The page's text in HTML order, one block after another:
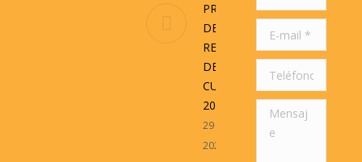
PROCESO
DE
RENDICION
DE
CUENTAS
2025
29 junio,
2026
E-mail *
Teléfono
Mensaje